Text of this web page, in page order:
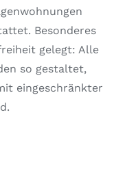
Besonderes
gelegt: Alle
so gestaltet,
eingeschränkter